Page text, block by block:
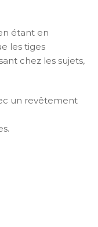
étant en
les tiges
chez les sujets,
un revêtement